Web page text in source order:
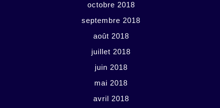
octobre 2018
septembre 2018
août 2018
juillet 2018
juin 2018
mai 2018
avril 2018